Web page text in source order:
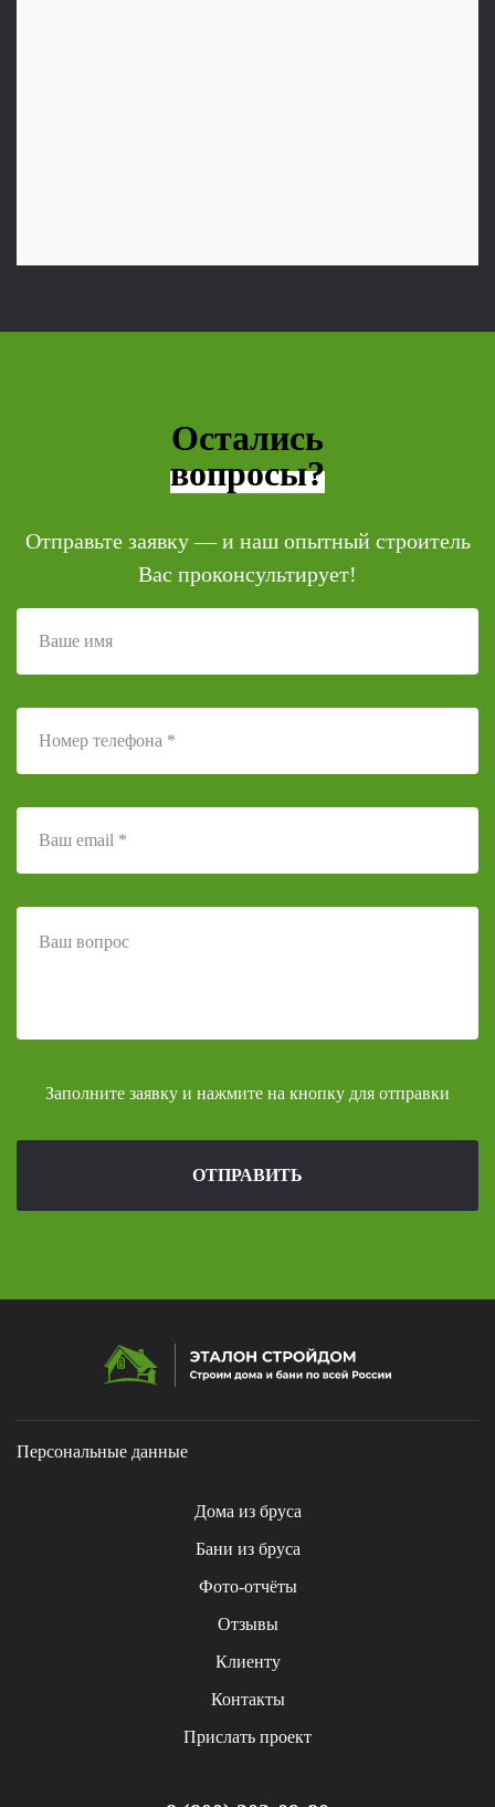
Остались
вопросы?
Отправьте заявку — и наш опытный строитель
Вас проконсультирует!
Заполните заявку и нажмите на кнопку для отправки
ОТПРАВИТЬ
Персональные данные
Дома из бруса
Бани из бруса
Фото-отчёты
Отзывы
Клиенту
Контакты
Прислать проект